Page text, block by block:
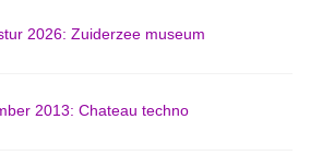
2026: Zuiderzee museum
2013: Chateau techno